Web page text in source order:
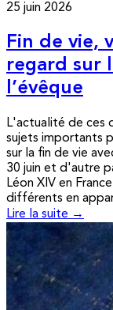
25 juin 2026
Fin de vie,
regard sur
l’évêque
L'actualité de ces
sujets importants
sur la fin de vie
30 juin et d'autre
Léon XIV en
différents en
Lire la suite →